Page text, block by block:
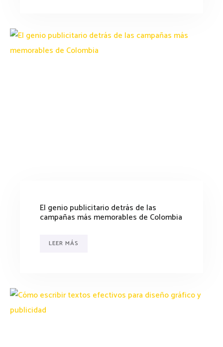
El genio publicitario detrás de las
campañas más memorables de Colombia
LEER MÁS